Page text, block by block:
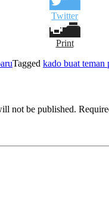
Twitter
Print
Tagged kado buat teman
not be published.